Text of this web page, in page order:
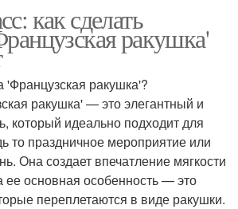
как сделать
ракушка'
'Французская ракушка'?
ракушка' — это элегантный и
который идеально подходит для
то праздничное мероприятие или
Она создает впечатление мягкости
ее основная особенность — это
переплетаются в виде ракушки.